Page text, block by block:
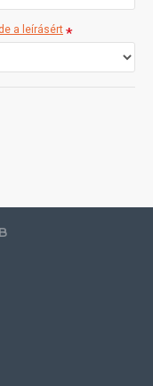
a leírásért